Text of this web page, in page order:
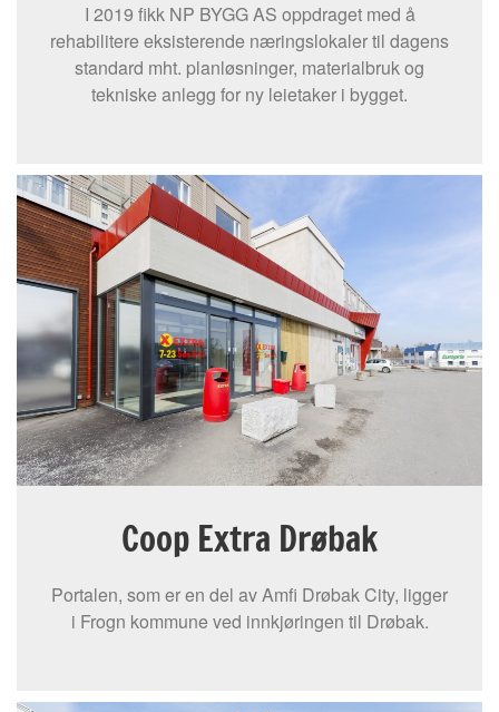
I 2019 fikk NP BYGG AS oppdraget med å
rehabilitere eksisterende næringslokaler til dagens
standard mht. planløsninger, materialbruk og
tekniske anlegg for ny leietaker i bygget.
Coop Extra Drøbak
Portalen, som er en del av Amfi Drøbak City, ligger
i Frogn kommune ved innkjøringen til Drøbak.